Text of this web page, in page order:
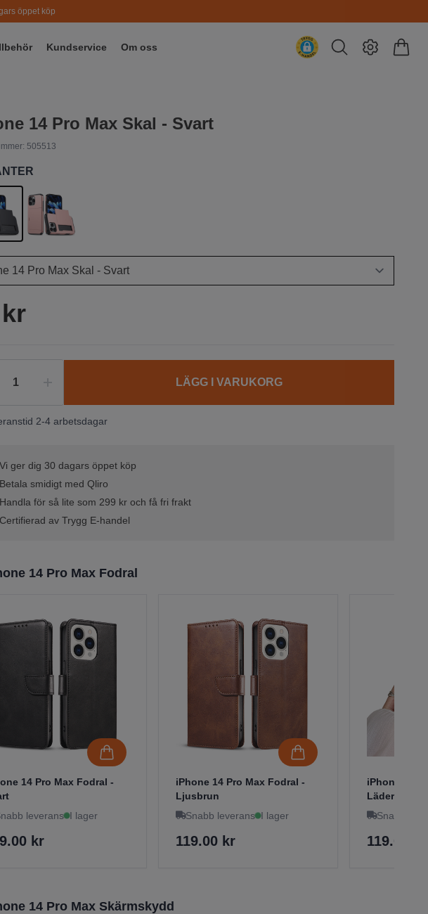
öppet köp
Kundservice Om oss
14 Pro Max Skal - Svart
505513
LÄGG I VARUKORG
2-4 arbetsdagar
Vi ger dig 30 dagars öppet köp
Betala smidigt med Qliro
Handla för så lite som 299 kr och få fri frakt
Certifierad av Trygg E-handel
14 Pro Max Fodral
14 Pro Max Fodral -
leverans I lager
kr
iPhone 14 Pro Max Fodral -
Ljusbrun
Snabb leverans I lager
119.00 kr
iPhone 14
Läder - Svart
Snabb
119.00 kr
14 Pro Max Skärmskydd